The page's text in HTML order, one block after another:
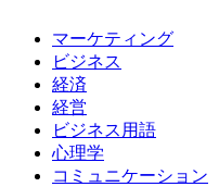
マーケティング
ビジネス
経済
経営
ビジネス用語
心理学
コミュニケーション